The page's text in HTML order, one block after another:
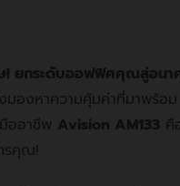
! ยกระดับออฟฟิศคุณสู่อนา
องหาความคุ้มค่าที่มาพร้อม
ออาชีพ Avision AM133 คื
รคุณ!